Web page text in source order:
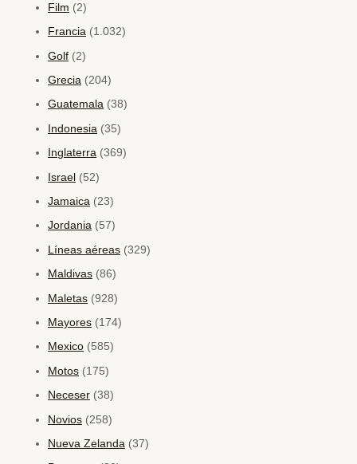
Film (2)
Francia (1.032)
Golf (2)
Grecia (204)
Guatemala (38)
Indonesia (35)
Inglaterra (369)
Israel (52)
Jamaica (23)
Jordania (57)
Líneas aéreas (329)
Maldivas (86)
Maletas (928)
Mayores (174)
Mexico (585)
Motos (175)
Neceser (38)
Novios (258)
Nueva Zelanda (37)